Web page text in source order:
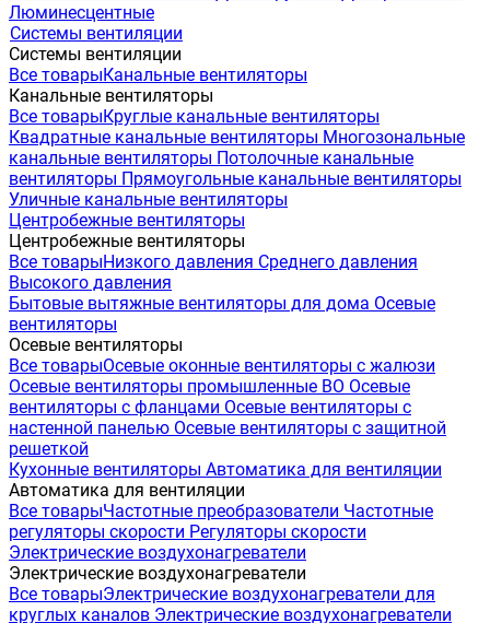
Люминесцентные
Системы вентиляции
Системы вентиляции
Все товарыКанальные вентиляторы
Канальные вентиляторы
Все товарыКруглые канальные вентиляторы
Квадратные канальные вентиляторы Многозональные
канальные вентиляторы Потолочные канальные
вентиляторы Прямоугольные канальные вентиляторы
Уличные канальные вентиляторы
Центробежные вентиляторы
Центробежные вентиляторы
Все товарыНизкого давления Среднего давления
Высокого давления
Бытовые вытяжные вентиляторы для дома Осевые
вентиляторы
Осевые вентиляторы
Все товарыОсевые оконные вентиляторы с жалюзи
Осевые вентиляторы промышленные ВО Осевые
вентиляторы с фланцами Осевые вентиляторы с
настенной панелью Осевые вентиляторы с защитной
решеткой
Кухонные вентиляторы Автоматика для вентиляции
Автоматика для вентиляции
Все товарыЧастотные преобразователи Частотные
регуляторы скорости Регуляторы скорости
Электрические воздухонагреватели
Электрические воздухонагреватели
Все товарыЭлектрические воздухонагреватели для
круглых каналов Электрические воздухонагреватели